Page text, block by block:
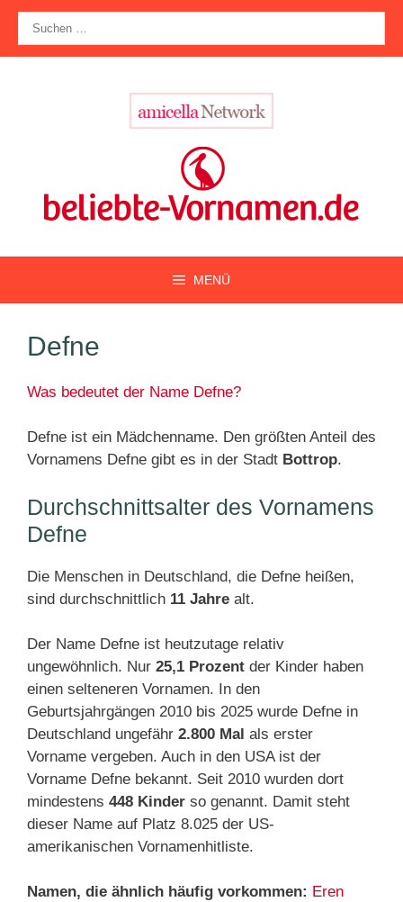
Zum
Inhalt
springen
nach:
MENÜ
Defne
Was bedeutet der Name Defne?
Defne ist ein Mädchenname. Den größten Anteil des
Vornamens Defne gibt es in der Stadt Bottrop.
Durchschnittsalter des Vornamens
Defne
Die Menschen in Deutschland, die Defne heißen,
sind durchschnittlich 11 Jahre alt.
Der Name Defne ist heutzutage relativ
ungewöhnlich. Nur 25,1 Prozent der Kinder haben
einen selteneren Vornamen. In den
Geburtsjahrgängen 2010 bis 2025 wurde Defne in
Deutschland ungefähr 2.800 Mal als erster
Vorname vergeben. Auch in den USA ist der
Vorname Defne bekannt. Seit 2010 wurden dort
mindestens 448 Kinder so genannt. Damit steht
dieser Name auf Platz 8.025 der US-
amerikanischen Vornamenhitliste.
Namen, die ähnlich häufig vorkommen: Eren